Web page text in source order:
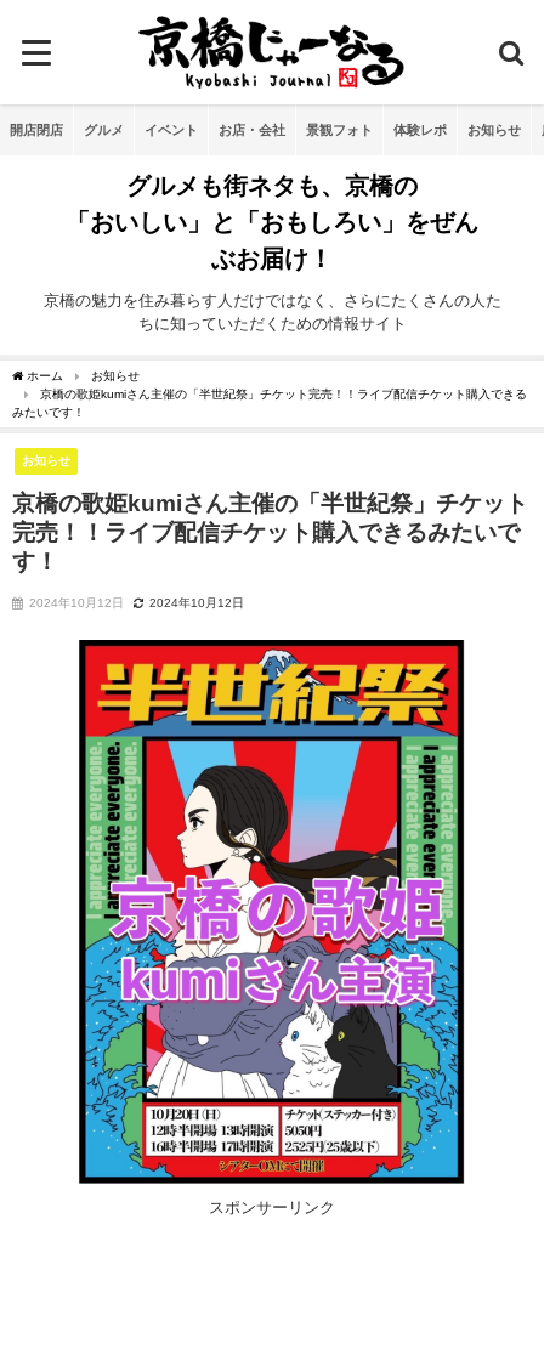
開店閉店 グルメ イベント お店・会社 景観フォト 体験レポ お知らせ
グルメも街ネタも、京橋の
「おいしい」と「おもしろい」をぜん
ぶお届け！
京橋の魅力を住み暮らす人だけではなく、さらにたくさんの人た
ちに知っていただくための情報サイト
ホーム
お知らせ
京橋の歌姫kumiさん主催の「半世紀祭」チケット完売！！ライブ配信チケット購入できる
みたいです！
お知らせ
京橋の歌姫kumiさん主催の「半世紀祭」チケット
完売！！ライブ配信チケット購入できるみたいで
す！
2024年10月12日 2024年10月12日
スポンサーリンク